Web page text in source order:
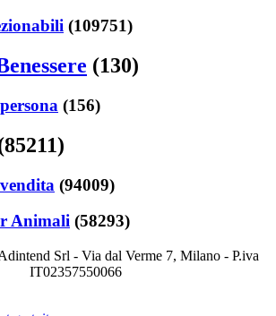
(109751)
(130)
(156)
(94009)
Animali (58293)
Srl - Via dal Verme 7, Milano - P.iva
IT02357550066